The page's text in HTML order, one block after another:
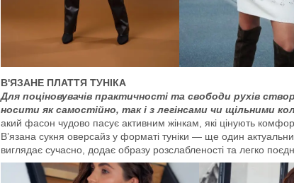
В'ЯЗАНЕ ПЛАТТЯ ТУНІКА
Для поціновувачів практичності та свободи рухів
носити як самостійно, так і з легінсами чи щільними
акий фасон чудово пасує активним жінкам, які цінують
В’язана сукня оверсайз у форматі туніки — ще один
виглядає сучасно, додає образу розслабленості та легко